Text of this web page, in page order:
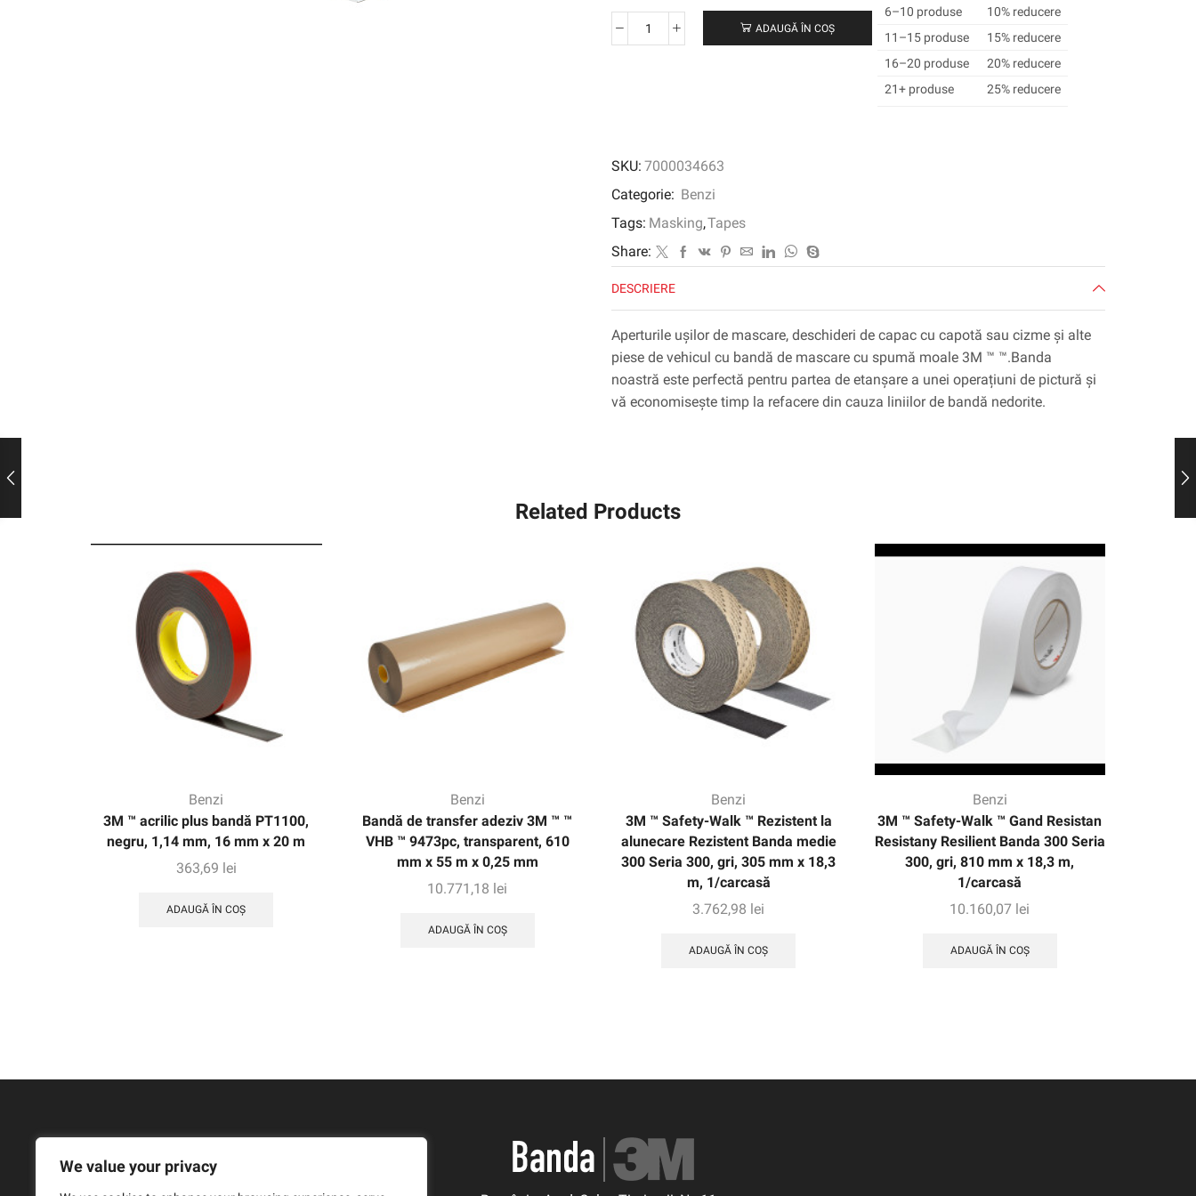
We value your privacy
Cantitate
3M
™,
13
mm
x
50
m,
09678
ADAUGĂ ÎN COȘ
6–10 produse
10% reducere
11–15 produse
15% reducere
16–20 produse
20% reducere
21+ produse
25% reducere
SKU: 7000034663
Categorie: Benzi
Tags: Masking,Tapes
Share:
DESCRIERE
Aperturile ușilor de mascare, deschideri de capac cu capotă sau cizme și alte
piese de vehicul cu bandă de mascare cu spumă moale 3M ™ ™.Banda
noastră este perfectă pentru partea de etanșare a unei operațiuni de pictură și
vă economisește timp la refacere din cauza liniilor de bandă nedorite.
Related Products
Benzi
3M ™ acrilic plus bandă PT1100,
negru, 1,14 mm, 16 mm x 20 m
363,69 lei
ADAUGĂ ÎN COȘ
Benzi
Bandă de transfer adeziv 3M ™ ™
VHB ™ 9473pc, transparent, 610
mm x 55 m x 0,25 mm
10.771,18 lei
ADAUGĂ ÎN COȘ
Benzi
3M ™ Safety-Walk ™ Rezistent la
alunecare Rezistent Banda medie
300 Seria 300, gri, 305 mm x 18,3
m, 1/carcasă
3.762,98 lei
ADAUGĂ ÎN COȘ
Benzi
3M ™ Safety-Walk ™ Gand Resistan
Resistany Resilient Banda 300 Seria
300, gri, 810 mm x 18,3 m,
1/carcasă
10.160,07 lei
ADAUGĂ ÎN COȘ